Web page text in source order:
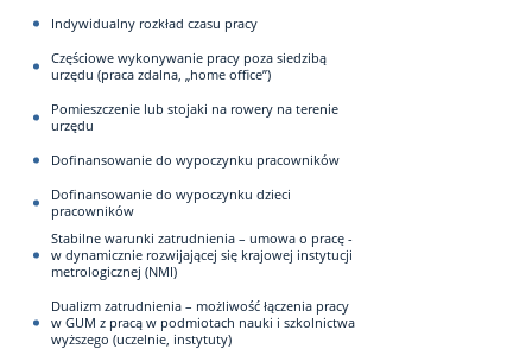
Indywidualny rozkład czasu pracy
Częściowe wykonywanie pracy poza siedzibą
urzędu (praca zdalna, „home office”)
Pomieszczenie lub stojaki na rowery na terenie
urzędu
Dofinansowanie do wypoczynku pracowników
Dofinansowanie do wypoczynku dzieci
pracowników
Stabilne warunki zatrudnienia – umowa o pracę -
w dynamicznie rozwijającej się krajowej instytucji
metrologicznej (NMI)
Dualizm zatrudnienia – możliwość łączenia pracy
w GUM z pracą w podmiotach nauki i szkolnictwa
wyższego (uczelnie, instytuty)